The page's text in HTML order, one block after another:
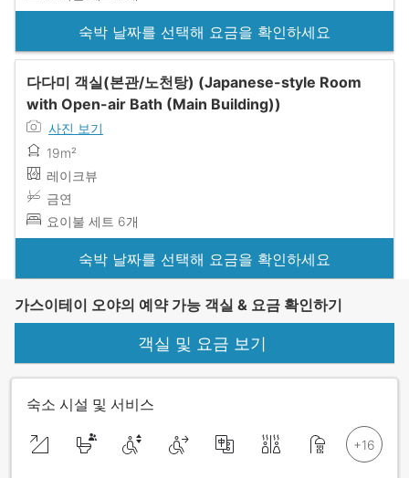
숙박 날짜를 선택해 요금을 확인하세요
다다미 객실(본관/노천탕) (Japanese-style Room
with Open-air Bath (Main Building))
사진 보기
19m²
레이크뷰
금연
요이불 세트 6개
숙박 날짜를 선택해 요금을 확인하세요
가스이테이 오야의 예약 가능 객실 & 요금 확인하기
객실 및 요금 보기
숙소 시설 및 서비스